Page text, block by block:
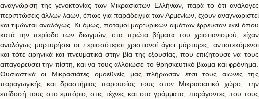
αναγνώριση της γενοκτονίας των Μικρασιατών Ελλήνων, παρά το ότι ανάλογες
περιπτώσεις άλλων λαών, όπως για παράδειγμα των Αρμενίων, έχουν αναγνωριστεί
και τιμώνται αναλόγως. Κι όμως, ποταμοί μαρτυρικών αιμάτων έρρευσαν εκεί όπου
κατά την περίοδο των διωγμών, στα πρώτα βήματα του χριστιανισμού, είχαν
αναλόγως μαρτυρήσει οι περισσότεροι χριστιανοί άγιοι μάρτυρες, αντιστεκόμενοι
και τότε ειρηνικά και πνευματικά στην βία της εξουσίας, που επιζητούσε να τους
απαγορεύσει την πίστη, και να τους αλλοιώσει το θρησκευτικό βίωμα και φρόνημα.
Ουσιαστικά οι Μικρασιάτες ομοεθνείς μας πλήρωσαν έτσι τους αιώνες της
παραγωγικής και δραστήριας παρουσίας τους στον Μικρασιατικό χώρο, την
επίδοσή τους στο εμπόριο, στις τέχνες και στα γράμματα, παράγοντες που τους